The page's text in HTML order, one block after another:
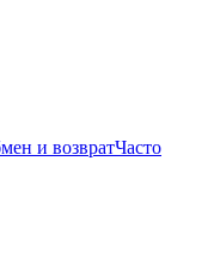
и возвратЧасто